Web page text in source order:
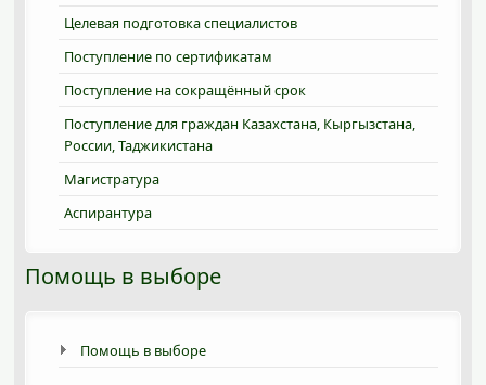
Целевая подготовка специалистов
Поступление по сертификатам
Поступление на сокращённый срок
Поступление для граждан Казахстана, Кыргызстана,
России, Таджикистана
Магистратура
Аспирантура
Помощь в выборе
Помощь в выборе